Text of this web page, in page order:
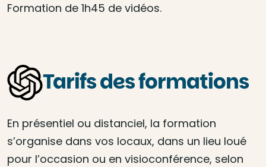
Formation de 1h45 de vidéos.
Tarifs des formations
En présentiel ou distanciel, la formation
s’organise dans vos locaux, dans un lieu loué
pour l’occasion ou en visioconférence, selon